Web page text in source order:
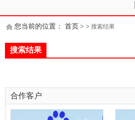
您当前的位置： 首页 > > 搜索结果
搜索结果
合作客户